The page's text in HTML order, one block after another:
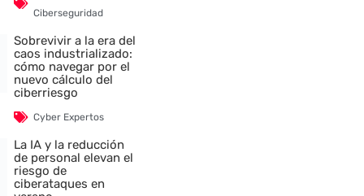
Ciberseguridad
Sobrevivir a la era del
caos industrializado:
cómo navegar por el
nuevo cálculo del
ciberriesgo
Cyber Expertos
La IA y la reducción
de personal elevan el
riesgo de
ciberataques en